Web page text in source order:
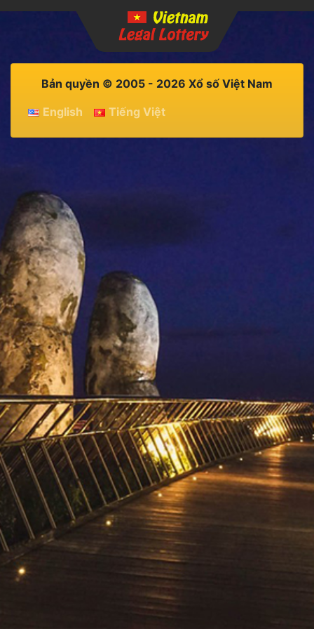
Bản quyền © 2005 - 2026 Xổ số Việt Nam
English
Tiếng Việt